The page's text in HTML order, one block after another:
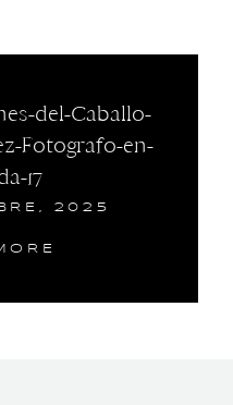
del-Caballo-
Fotografo-en-
17
2025